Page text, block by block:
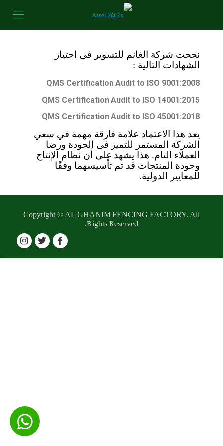
نجحت شركة الغانم للتسوير في اجتياز
الشهادات التالية :
QMS Certification Audit to ISO 9001:2008
QMS Certification Audit to ISO 14001:2015
QMS Certification Audit to ISO 45001:2018
يعد هذا الاعتماد علامة فارقة مهمة في سعي
الشركة المستمر للتميز في الجودة ورضا
العملاء التام. هذا يشهد على أن نظام الإنتاج
وجودة المنتجات قد تم تأسيسهما وفقًا
للمعايير الدولية.
Copyright ©​ AL GHANIM FENCING FACTORY. All
Rights Reserved.